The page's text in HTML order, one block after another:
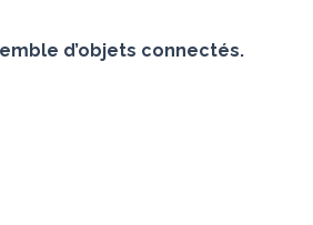
d’objets connectés.